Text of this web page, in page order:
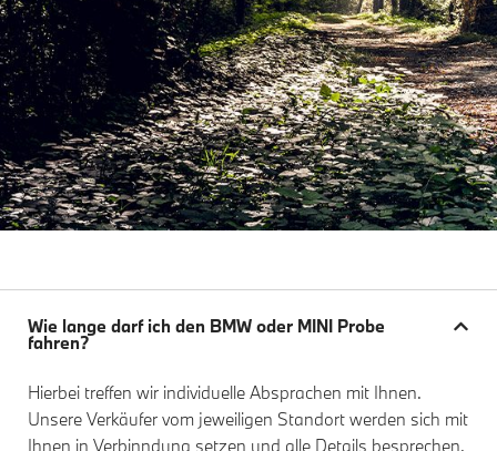
Wie lange darf ich den BMW oder MINI Probe
fahren?
Hierbei treffen wir individuelle Absprachen mit Ihnen.
Unsere Verkäufer vom jeweiligen Standort werden sich mit
Ihnen in Verbinndung setzen und alle Details besprechen.